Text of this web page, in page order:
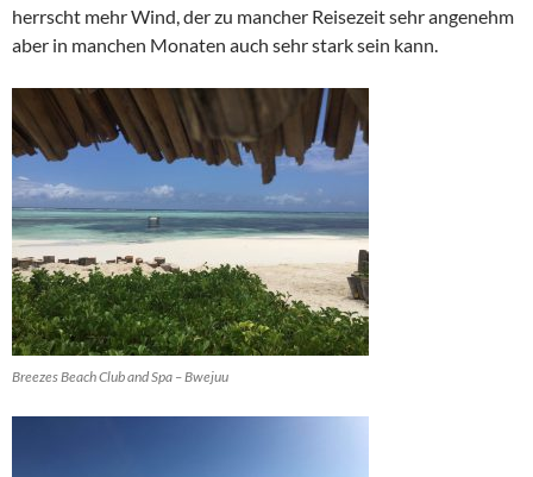
herrscht mehr Wind, der zu mancher Reisezeit sehr angenehm
aber in manchen Monaten auch sehr stark sein kann.
Breezes Beach Club and Spa – Bwejuu